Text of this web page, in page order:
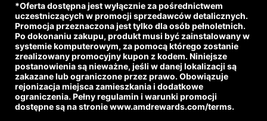
*Oferta dostępna jest wyłącznie za pośrednictwem
uczestniczących w promocji sprzedawców detalicznych.
Promocja przeznaczona jest tylko dla osób pełnoletnich.
Po dokonaniu zakupu, produkt musi być zainstalowany w
systemie komputerowym, za pomocą którego zostanie
zrealizowany promocyjny kupon z kodem. Niniejsze
postanowienia są nieważne, jeśli w danej lokalizacji są
zakazane lub ograniczone przez prawo. Obowiązuje
rejonizacja miejsca zamieszkania i dodatkowe
ograniczenia. Pełny regulamin i warunki promocji
dostępne są na stronie www.amdrewards.com/terms.